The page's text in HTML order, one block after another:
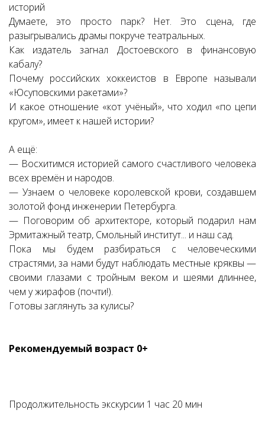
историй
Думаете, это просто парк? Нет. Это сцена, где
разыгрывались драмы покруче театральных.
Как издатель загнал Достоевского в финансовую
кабалу?
Почему российских хоккеистов в Европе называли
«Юсуповскими ракетами»?
И какое отношение «кот учёный», что ходил «по цепи
кругом», имеет к нашей истории?
А ещё:
— Восхитимся историей самого счастливого человека
всех времён и народов.
— Узнаем о человеке королевской крови, создавшем
золотой фонд инженерии Петербурга.
— Поговорим об архитекторе, который подарил нам
Эрмитажный театр, Смольный институт... и наш сад.
Пока мы будем разбираться с человеческими
страстями, за нами будут наблюдать местные кряквы —
своими глазами с тройным веком и шеями длиннее,
чем у жирафов (почти!).
Готовы заглянуть за кулисы?
Рекомендуемый возраст 0+
Продолжительность экскурсии 1 час 20 мин